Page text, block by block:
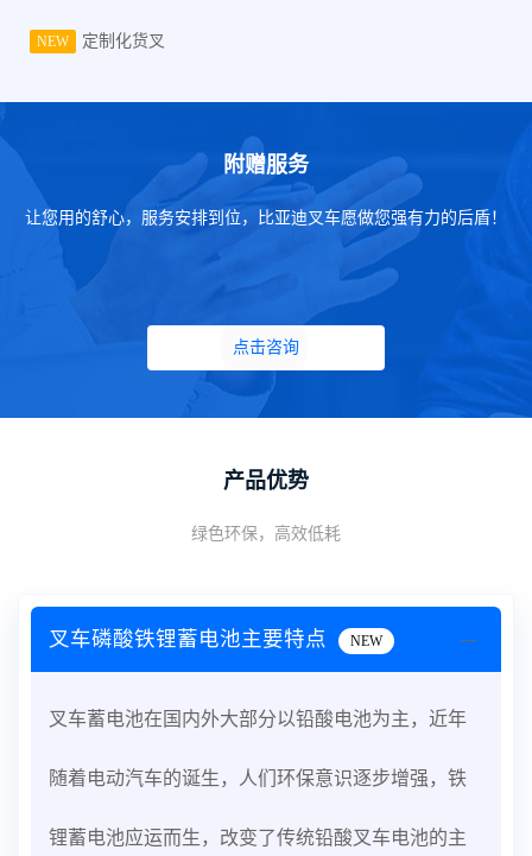
NEW 定制化货叉
附赠服务
让您用的舒心，服务安排到位，比亚迪叉车愿做您强有力的后盾！
点击咨询
产品优势
绿色环保，高效低耗
叉车磷酸铁锂蓄电池主要特点 NEW
叉车蓄电池在国内外大部分以铅酸电池为主，近年
随着电动汽车的诞生，人们环保意识逐步增强，铁
锂蓄电池应运而生，改变了传统铅酸叉车电池的主